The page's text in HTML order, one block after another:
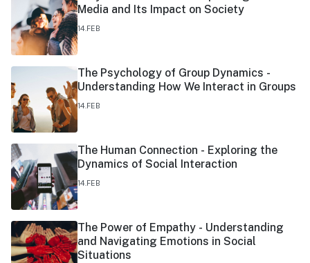
Media and Its Impact on Society
14.FEB
The Psychology of Group Dynamics -
Understanding How We Interact in Groups
14.FEB
The Human Connection - Exploring the
Dynamics of Social Interaction
14.FEB
The Power of Empathy - Understanding
and Navigating Emotions in Social
Situations